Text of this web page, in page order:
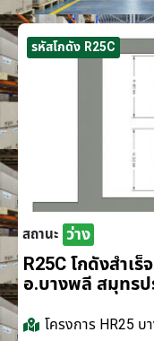
รหัสโกดัง R25C
สถานะ ว่าง
R25C โกดังสำเ
อ.บางพลี สมุทรป
โครงการ HR25 บ